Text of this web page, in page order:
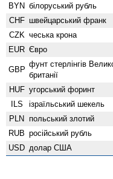
BYN білоруський рубль
CHF швейцарський франк
CZK чеська крона
EUR Євро
GBP
фунт стерлінгів
британії
HUF угорський форинт
ILS ізраїльський шекель
PLN польський злотий
RUB російський рубль
USD долар США